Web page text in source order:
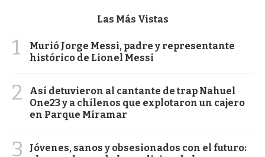
Las Más Vistas
1
Murió Jorge Messi, padre y representante
histórico de Lionel Messi
2
Así detuvieron al cantante de trap Nahuel
One23 y a chilenos que explotaron un cajero
en Parque Miramar
3
Jóvenes, sanos y obsesionados con el futuro: